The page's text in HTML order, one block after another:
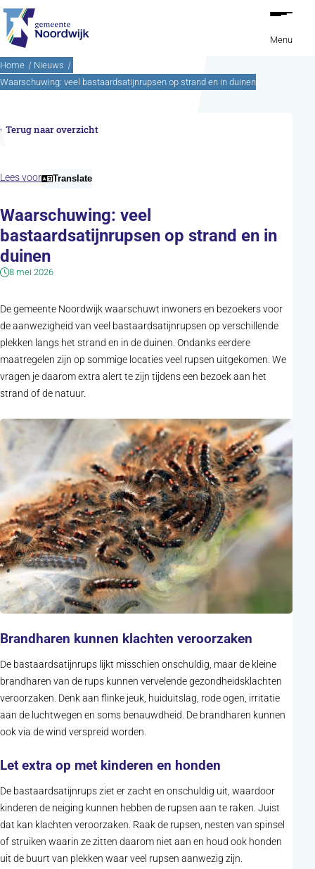
Ga naar de inhoud
Menu
Home
Nieuws
Waarschuwing: veel bastaardsatijnrupsen op strand en in duinen
Terug naar overzicht
Lees voor Translate
Waarschuwing: veel
bastaardsatijnrupsen op strand en in
duinen
8 mei 2026
De gemeente Noordwijk waarschuwt inwoners en bezoekers voor
de aanwezigheid van veel bastaardsatijnrupsen op verschillende
plekken langs het strand en in de duinen. Ondanks eerdere
maatregelen zijn op sommige locaties veel rupsen uitgekomen. We
vragen je daarom extra alert te zijn tijdens een bezoek aan het
strand of de natuur.
Brandharen kunnen klachten veroorzaken
De bastaardsatijnrups lijkt misschien onschuldig, maar de kleine
brandharen van de rups kunnen vervelende gezondheidsklachten
veroorzaken. Denk aan flinke jeuk, huiduitslag, rode ogen, irritatie
aan de luchtwegen en soms benauwdheid. De brandharen kunnen
ook via de wind verspreid worden.
Let extra op met kinderen en honden
De bastaardsatijnrups ziet er zacht en onschuldig uit, waardoor
kinderen de neiging kunnen hebben de rupsen aan te raken. Juist
dat kan klachten veroorzaken. Raak de rupsen, nesten van spinsel
of struiken waarin ze zitten daarom niet aan en houd ook honden
uit de buurt van plekken waar veel rupsen aanwezig zijn.